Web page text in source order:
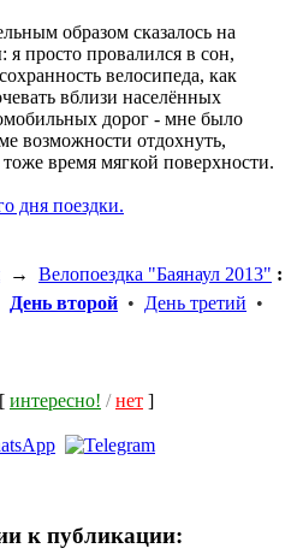
образом сказалось на
просто провалился в сон,
велосипеда, как
вблизи населённых
дорог - мне было
возможности отдохнуть,
время мягкой поверхности.
дня поездки.
→ Велопоездка "Баянаул 2013" :
День второй • День третий •
интересно! /нет ]
к публикации: